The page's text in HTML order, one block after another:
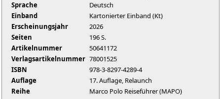
Sprache
Deutsch
Einband
Kartonierter Einband (Kt)
Erscheinungsjahr
2026
Seiten
196 S.
Artikelnummer
50641172
Verlagsartikelnummer 78001525
ISBN
978-3-8297-4289-4
Auflage
17. Auflage, Relaunch
Reihe
Marco Polo Reiseführer (MAPO)